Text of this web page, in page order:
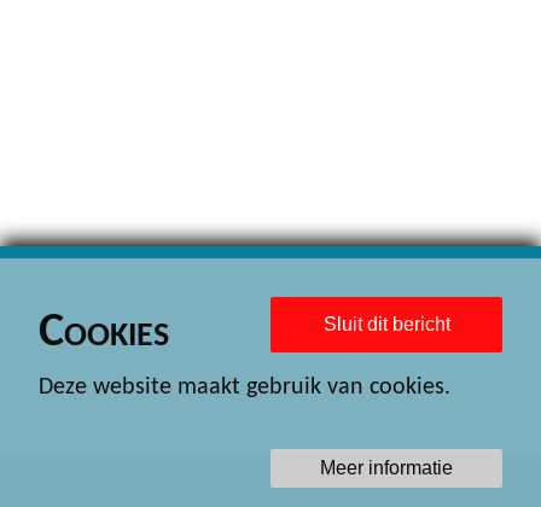
Sluit dit bericht
Cookies
Deze website maakt gebruik van cookies.
Meer informatie